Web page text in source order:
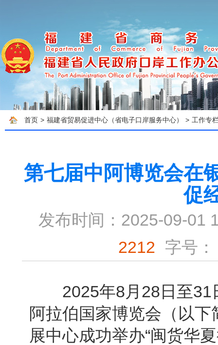
首页 > 福建省贸易促进中心（省电子口岸服务中心） > 工作专
第七届中阿博览会
促
发布时间：2025-09-01
2212 字号
2025年8月28日至31
阿拉伯国家博览会（以下
展中心成功举办“闽货华